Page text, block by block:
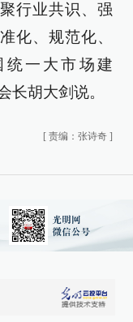
行业共识、强
化、规范化、
统一大市场建
长胡大剑说。
[ 责编：张诗奇 ]